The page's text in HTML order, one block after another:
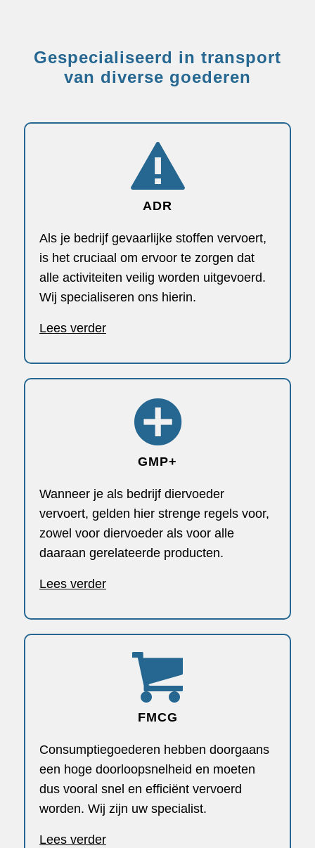
Gespecialiseerd in transport
van diverse goederen
ADR
Als je bedrijf gevaarlijke stoffen vervoert,
is het cruciaal om ervoor te zorgen dat
alle activiteiten veilig worden uitgevoerd.
Wij specialiseren ons hierin.
Lees verder
GMP+
Wanneer je als bedrijf diervoeder
vervoert, gelden hier strenge regels voor,
zowel voor diervoeder als voor alle
daaraan gerelateerde producten.
Lees verder
FMCG
Consumptiegoederen hebben doorgaans
een hoge doorloopsnelheid en moeten
dus vooral snel en efficiënt vervoerd
worden. Wij zijn uw specialist.
Lees verder